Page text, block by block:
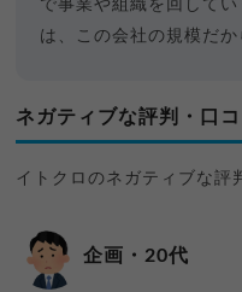
で事業や組織を回して
は、この会社の規模だか
ネガティブな評判・口コ
イトクロのネガティブな評
企画・20代